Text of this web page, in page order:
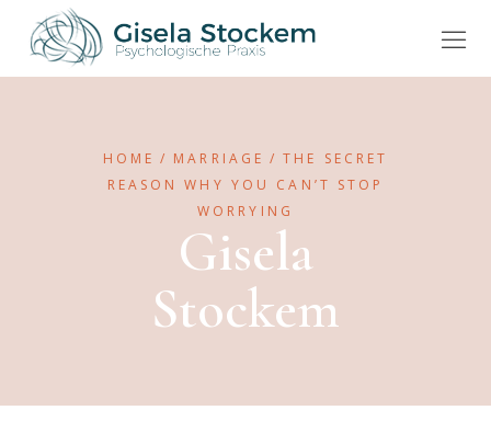
HOME MARRIAGE
THE SECRET
REASON WHY YOU CAN’T STOP
WORRYING
Gisela
Stockem